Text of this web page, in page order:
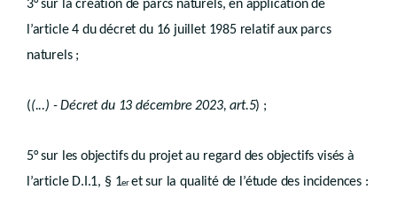
Art. D.II.54/1
Art. D.II.54/2
Art. D.II.54/3
Art. D.II.54/6
Art. D.II.54/7
Section 3
Instruction de la demande conjointe - Décret du 13 décembre 2023, art.55
Art. D.II.54/8
3° sur la création de parcs naturels, en application de
l’article 4 du décret du 16 juillet 1985 relatif aux parcs
naturels ;
((...) - Décret du 13 décembre 2023, art.5) ;
5° sur les objectifs du projet au regard des objectifs visés à
l’article D.I.1, § 1eret sur la qualité de l’étude des incidences :